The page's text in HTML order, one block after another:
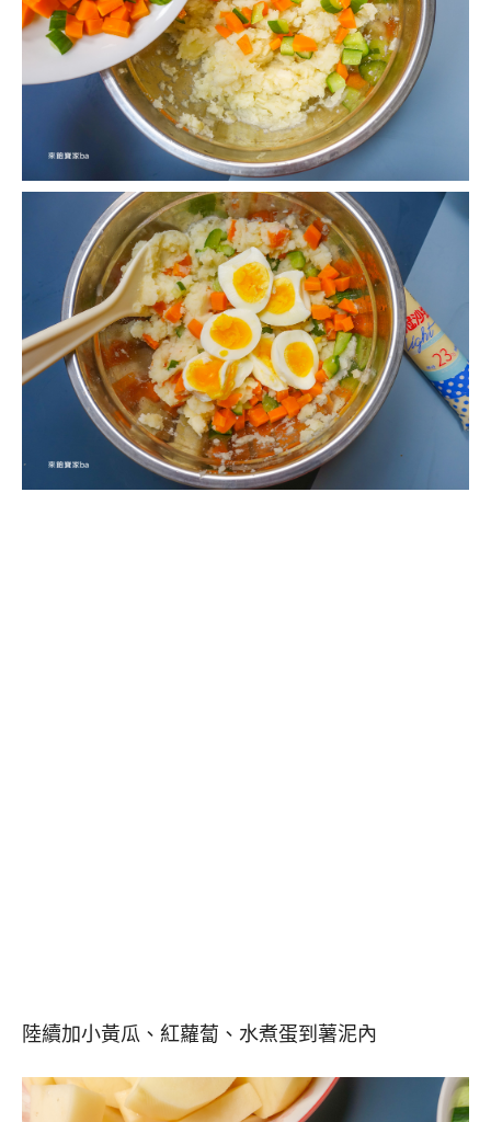
陸續加小黃瓜、紅蘿蔔、水煮蛋到薯泥內